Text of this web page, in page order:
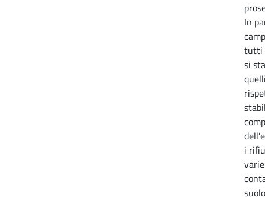
In
tutti
si
i